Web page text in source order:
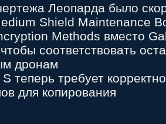
Леопарда было
Shield Maintenance
Methods вместо
соответствовать
дронам
теперь требует
для копирования